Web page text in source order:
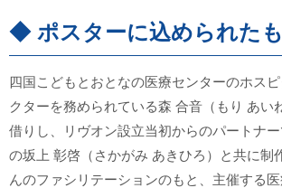
◆ ポスターに込められた
四国こどもとおとなの医療センターのホス
クターを務められている森 合音（もり あい
借りし、リヴオン設立当初からのパートナ
の坂上 彰啓（さかがみ あきひろ）と共に制
んのファシリテーションのもと、主催する